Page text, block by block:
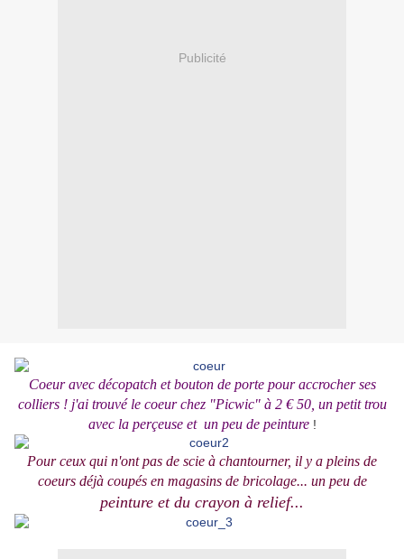
Publicité
Coeur avec décopatch et bouton de porte pour accrocher ses
colliers ! j'ai trouvé le coeur chez "Picwic" à 2 € 50, un petit trou
avec la perçeuse et un peu de peinture!
Pour ceux qui n'ont pas de scie à chantourner, il y a pleins de
coeurs déjà coupés en magasins de bricolage... un peu de
peinture et du crayon à relief...